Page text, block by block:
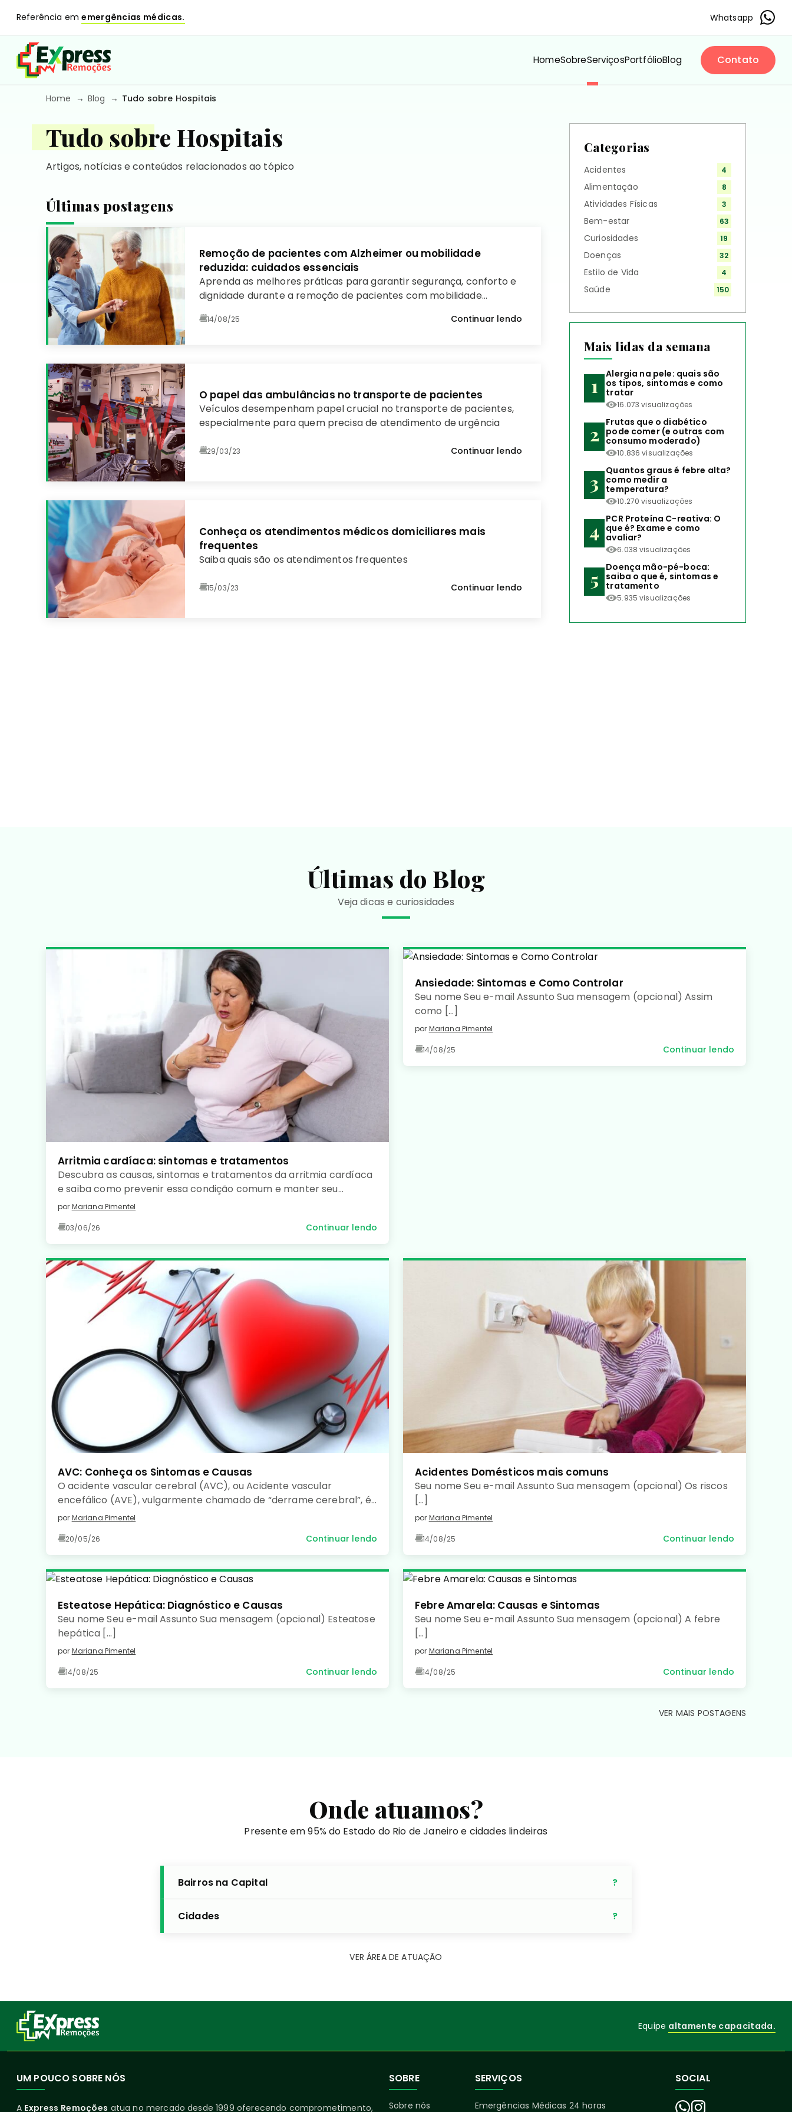
Referência ememergências médicas. Whatsapp
HomeSobreServiçosPortfólioBlog Contato
Home Blog Tudo sobre Hospitais
Tudo sobre Hospitais
Artigos, notícias e conteúdos relacionados ao tópico
Últimas postagens
Remoção de pacientes com Alzheimer ou mobilidade
reduzida: cuidados essenciais
Aprenda as melhores práticas para garantir segurança, conforto e
dignidade durante a remoção de pacientes com mobilidade
14/08/25 Continuar lendo
O papel das ambulâncias no transporte de pacientes
Veículos desempenham papel crucial no transporte de pacientes,
especialmente para quem precisa de atendimento de urgência
29/03/23 Continuar lendo
Conheça os atendimentos médicos domiciliares mais
frequentes
Saiba quais são os atendimentos frequentes
15/03/23 Continuar lendo
Categorias
Acidentes 4
Alimentação 8
Atividades Físicas 3
Bem-estar 63
Curiosidades 19
Doenças 32
Estilo de Vida 4
Saúde 150
Mais lidas da semana
Alergia na pele: quais são
os tipos, sintomas e como
tratar
16.073 visualizações
Frutas que o diabético
pode comer (e outras com
consumo moderado)
10.836 visualizações
Quantos graus é febre alta?
como medir a
temperatura?
10.270 visualizações
PCR Proteína C-reativa: O
que é? Exame e como
avaliar?
6.038 visualizações
Doença mão-pé-boca:
saiba o que é, sintomas e
tratamento
5.935 visualizações
Últimas do Blog
Veja dicas e curiosidades
Arritmia cardíaca: sintomas e tratamentos
Descubra as causas, sintomas e tratamentos da arritmia cardíaca
e saiba como prevenir essa condição comum e manter seu
coração saudável. Leia no detalhe!
por Mariana Pimentel
03/06/26 Continuar lendo
Ansiedade: Sintomas e Como Controlar
Seu nome Seu e-mail Assunto Sua mensagem (opcional) Assim
como […]
por Mariana Pimentel
14/08/25 Continuar lendo
AVC: Conheça os Sintomas e Causas
O acidente vascular cerebral (AVC), ou Acidente vascular
encefálico (AVE), vulgarmente chamado de “derrame cerebral”, é
uma doença de início súbito, caracterizada pela falta de irrigação
de tecido cerebral.
por Mariana Pimentel
20/05/26 Continuar lendo
Acidentes Domésticos mais comuns
Seu nome Seu e-mail Assunto Sua mensagem (opcional) Os riscos
[…]
por Mariana Pimentel
14/08/25 Continuar lendo
Esteatose Hepática: Diagnóstico e Causas
Seu nome Seu e-mail Assunto Sua mensagem (opcional) Esteatose
hepática […]
por Mariana Pimentel
14/08/25 Continuar lendo
Febre Amarela: Causas e Sintomas
Seu nome Seu e-mail Assunto Sua mensagem (opcional) A febre
[…]
por Mariana Pimentel
14/08/25 Continuar lendo
VER MAIS POSTAGENS
Onde atuamos?
Presente em 95% do Estado do Rio de Janeiro e cidades lindeiras
Bairros na Capital
Cidades
VER ÁREA DE ATUAÇÃO
Equipe altamente capacitada.
UM POUCO SOBRE NÓS
A Express Remoções atua no mercado desde 1999 oferecendo comprometimento,
SOBRE
Sobre nós
SERVIÇOS
Emergências Médicas 24 horas
SOCIAL